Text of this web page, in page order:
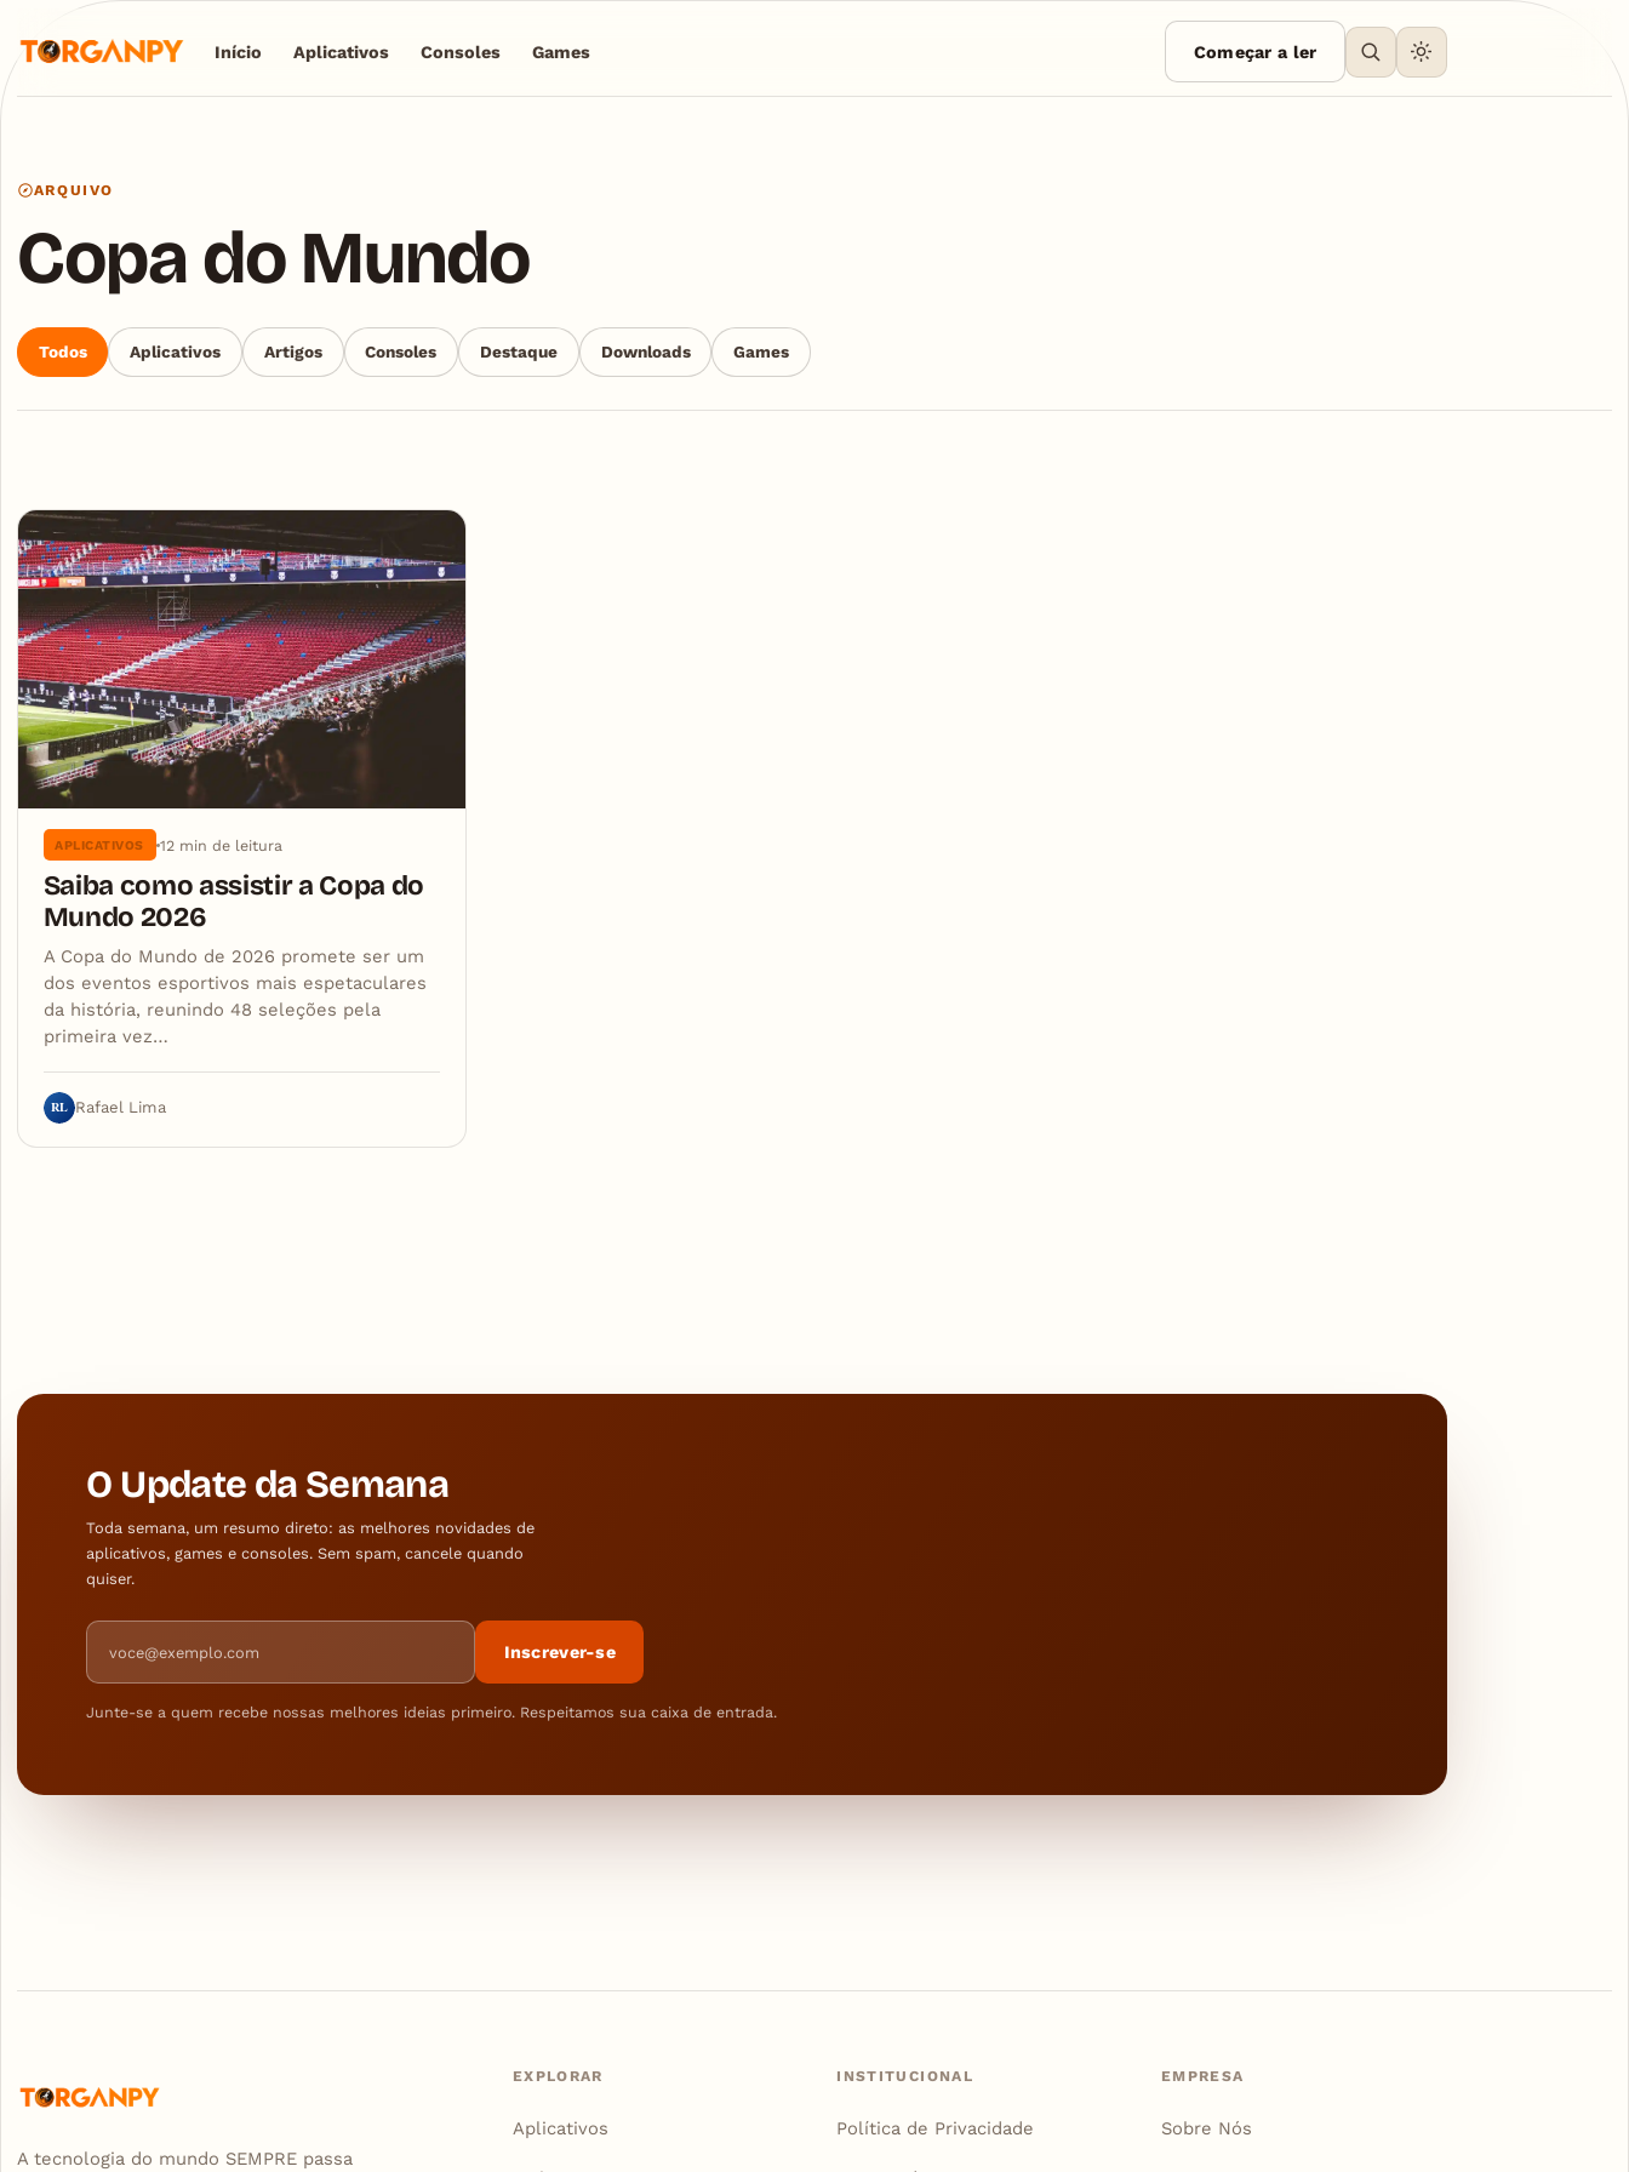
Início Aplicativos Consoles Games Começar a ler
ARQUIVO
Copa do Mundo
Todos Aplicativos Artigos Consoles Destaque Downloads Games
Articles
APLICATIVOS 12 min de leitura
Saiba como assistir a Copa do
Mundo 2026
A Copa do Mundo de 2026 promete ser um
dos eventos esportivos mais espetaculares
da história, reunindo 48 seleções pela
primeira vez…
RL Rafael Lima
O Update da Semana
Toda semana, um resumo direto: as melhores novidades de
aplicativos, games e consoles. Sem spam, cancele quando
quiser.
Endereço de e-mail
Inscrever-se
Junte-se a quem recebe nossas melhores ideias primeiro. Respeitamos sua caixa de entrada.
A tecnologia do mundo SEMPRE passa
EXPLORAR
Aplicativos
INSTITUCIONAL
Política de Privacidade
EMPRESA
Sobre Nós